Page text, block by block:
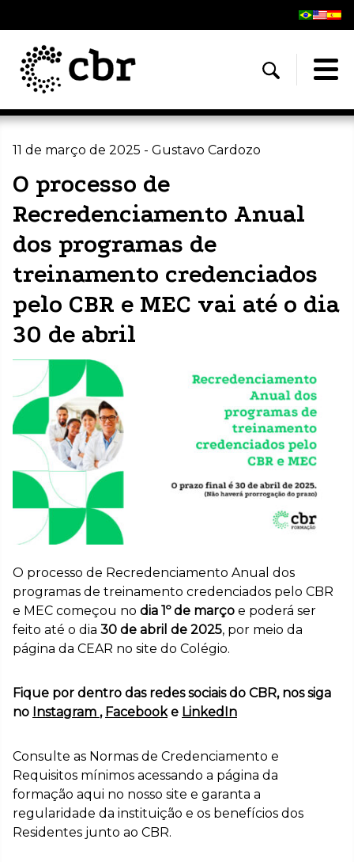
11 de março de 2025 - Gustavo Cardozo
O processo de
Recredenciamento Anual
dos programas de
treinamento credenciados
pelo CBR e MEC vai até o dia
30 de abril
O processo de Recredenciamento Anual dos
programas de treinamento credenciados pelo CBR
e MEC começou no dia 1º de março e poderá ser
feito até o dia 30 de abril de 2025, por meio da
página da CEAR no site do Colégio.
Fique por dentro das redes sociais do CBR, nos siga
no Instagram , Facebooke LinkedIn
Consulte as Normas de Credenciamento e
Requisitos mínimos acessando a página da
formação aqui no nosso site e garanta a
regularidade da instituição e os benefícios dos
Residentes junto ao CBR.